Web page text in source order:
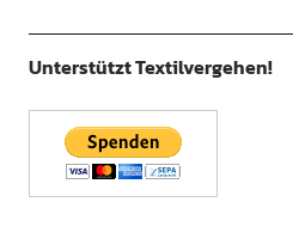
Unterstützt Textilvergehen!